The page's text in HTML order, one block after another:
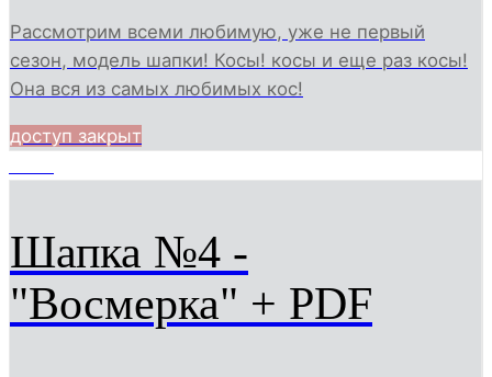
Рассмотрим всеми любимую, уже не первый
сезон, модель шапки! Косы! косы и еще раз косы!
Она вся из самых любимых кос!
доступ закрыт
Шапка №4 -
"Восмерка" + PDF